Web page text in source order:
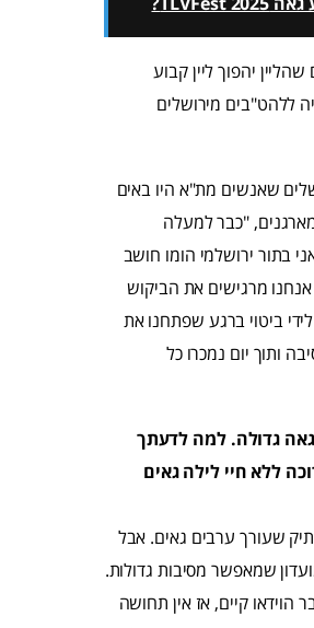
יהפוך ליין קבוע
ללהט"בים מירושלים
שאנשים מת"א היו באים
"כבר למעלה
בתור ירושלמי הומו חושב
מרגישים את הביקוש
ביטוי ברגע שפתחנו את
ותוך יום נמכרו כל
גדולה. למה לדעתך
ללא חיי לילה גאים
שעורך ערבים גאים. אבל
שמאפשר מסיבות גדולות.
קיים, אז אין תחושה